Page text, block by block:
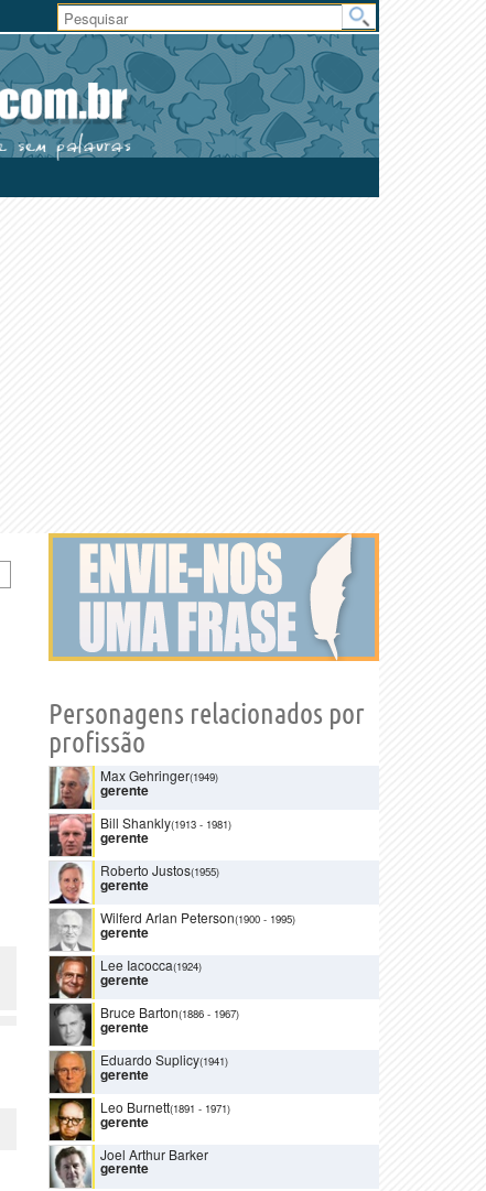
Área
do
Usuário
Personagens relacionados por
profissão
Max Gehringer(1949)
gerente
Bill Shankly(1913 - 1981)
gerente
Roberto Justos(1955)
gerente
Wilferd Arlan Peterson(1900 - 1995)
gerente
Lee Iacocca(1924)
gerente
Bruce Barton(1886 - 1967)
gerente
Eduardo Suplicy(1941)
gerente
Leo Burnett(1891 - 1971)
gerente
Joel Arthur Barker
gerente